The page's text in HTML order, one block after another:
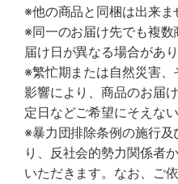
※他の商品と同梱は出来ま
※同一のお届け先でも複
届け日が異なる場合があり
※繁忙期または自然災害
影響により、商品のお届
定日などご希望にそえな
※暴力団排除条例の施行
り、反社会的勢力関係者
いただきます。なお、ご